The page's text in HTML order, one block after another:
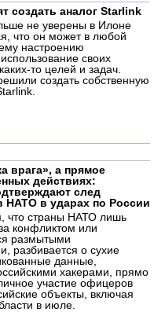
создать аналог Starlink
не уверены в Илоне
что он может в любой
настроению
своих
то целей и задач.
создать собственную
врага», а прямое
действиях:
след
НАТО в ударах по России
что страны НАТО лишь
конфликтом или
размытыми
разбивается о сухие
данные,
хакерами, прямо
участие офицеров
объекты, включая
в июле.